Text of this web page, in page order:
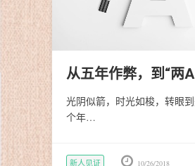
从五年作弊，到“两
光阴似箭，时光如梭，转眼
个年…
新人见证 10/26/2018